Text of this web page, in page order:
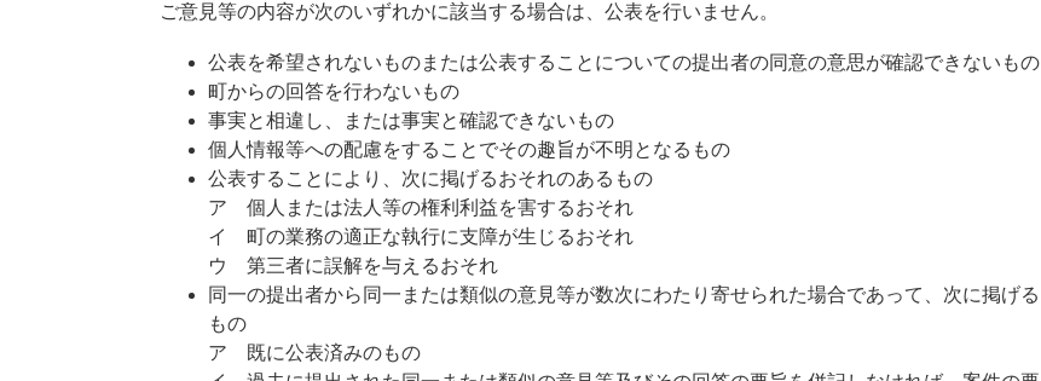
ご意見等の内容が次のいずれかに該当する場合は、公表を行いません。
公表を希望されないものまたは公表することについての提出者の同意の意思が確認できないもの
町からの回答を行わないもの
事実と相違し、または事実と確認できないもの
個人情報等への配慮をすることでその趣旨が不明となるもの
公表することにより、次に掲げるおそれのあるもの
ア 個人または法人等の権利利益を害するおそれ
イ 町の業務の適正な執行に支障が生じるおそれ
ウ 第三者に誤解を与えるおそれ
同一の提出者から同一または類似の意見等が数次にわたり寄せられた場合であって、次に掲げる
もの
ア 既に公表済みのもの